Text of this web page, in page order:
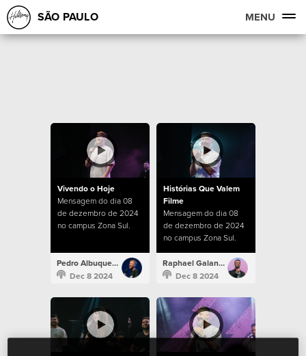
SÃO PAULO MENU
Vivendo o Hoje
Mensagem do dia 08
de dezembro de 2024
no campus Zona Sul.
Pedro Albuquerque
Dec 8 2024
Histórias Que Valem
Filme
Mensagem do dia 08
de dezembro de 2024
no campus Zona Sul.
Raphael Galante
Dec 8 2024